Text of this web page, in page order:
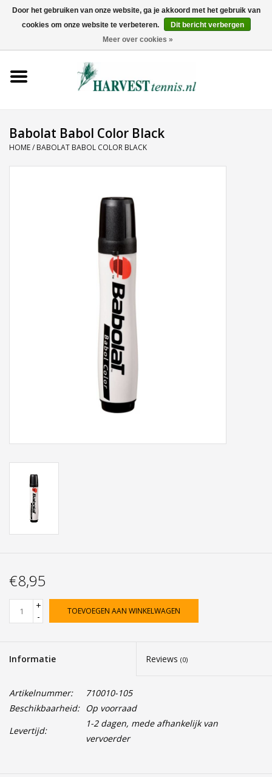
0 Artikelen - €0,00
Tenniskleding
Babolat Babol Color Black
HOME/ BABOLAT BABOL COLOR BLACK
€8,95
+
-
TOEVOEGEN AAN WINKELWAGEN
Informatie Reviews (0)
Artikelnummer:
710010-105
Beschikbaarheid: Op voorraad
Levertijd:
1-2 dagen, mede afhankelijk van
vervoerder
Door het gebruiken van onze website, ga je akkoord met het gebruik van
cookies om onze website te verbeteren.
Dit bericht verbergen
Meer over cookies »